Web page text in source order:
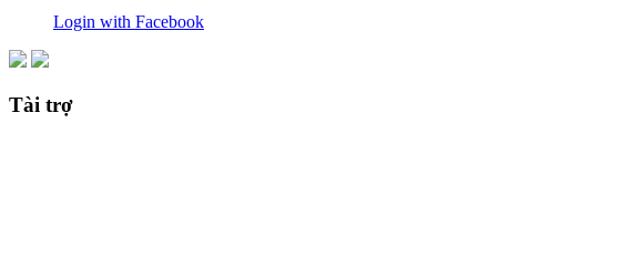
Login with Facebook
Tài trợ